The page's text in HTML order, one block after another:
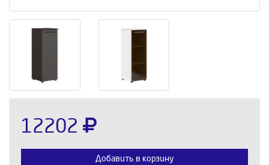
12202
Добавить в корзину